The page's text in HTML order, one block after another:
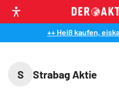
++ Heiß kaufen,
S
Strabag Aktie